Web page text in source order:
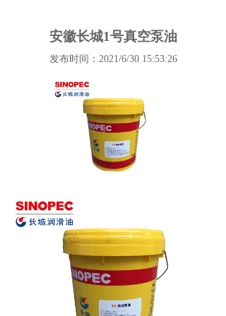
安徽长城1号真空泵油
发布时间：2021/6/30 15:53:26